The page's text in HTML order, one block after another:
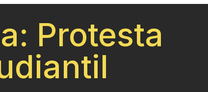
Protesta